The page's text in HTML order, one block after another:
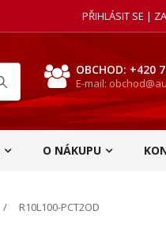
PŘIHLÁSIT SE |
OBCHOD: +420
E-mail:
O NÁKUPU
R10L100-PCT2OD